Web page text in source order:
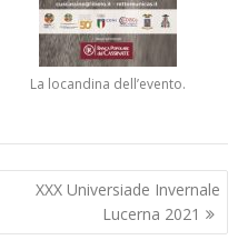
La locandina dell’evento.
XXX Universiade Invernale
Lucerna 2021